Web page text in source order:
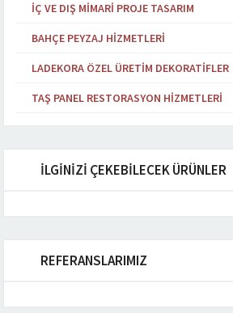
İÇ VE DIŞ MIMARI PROJE TASARIM
BAHÇE PEYZAJ HIZMETLERI
LADEKORA ÖZEL ÜRETIM DEKORATIFLER
TAŞ PANEL RESTORASYON HIZMETLERI
İLGİNİZİ ÇEKEBİLECEK ÜRÜNLER
REFERANSLARIMIZ